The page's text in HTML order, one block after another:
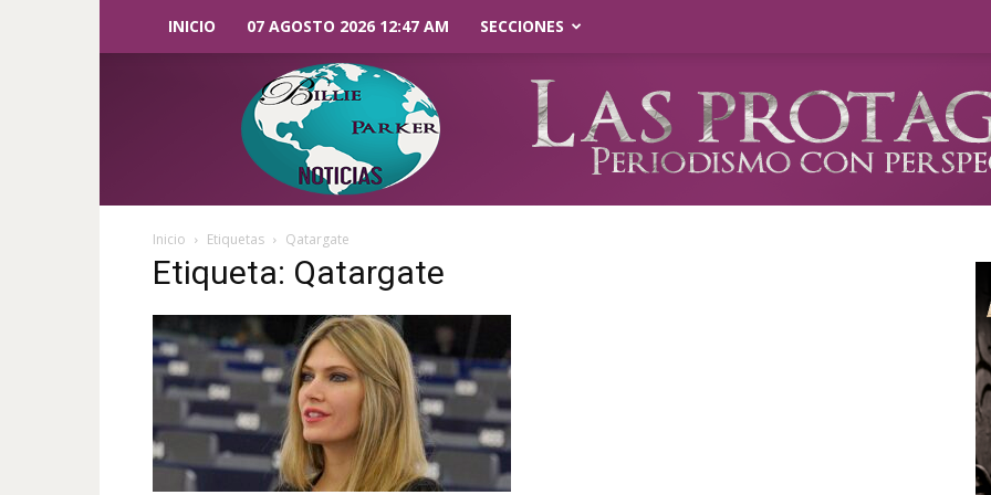
INICIO 07 AGOSTO 2026 12:47 AM SECCIONES
Parker
Noticias
Inicio Etiquetas Qatargate
Etiqueta: Qatargate